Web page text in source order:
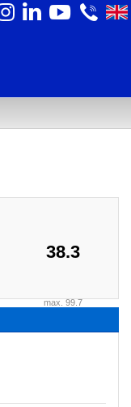
38.3
max. 99.7